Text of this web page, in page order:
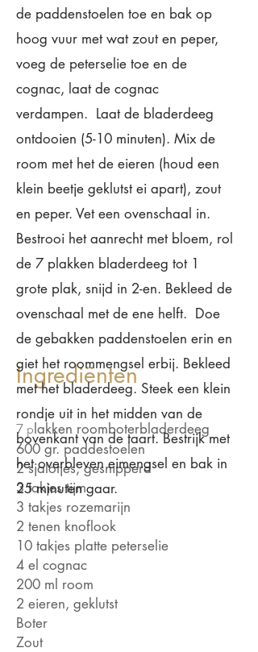
Ingrediënten
7 p lakken roomboterbladerdeeg
600 gr. paddestoelen
2 sjalotjes, gesnipperd
3 takjes tijm
3 takjes rozemarijn
2 tenen knoflook
10 takjes platte peterselie
4 el cognac
200 ml room
2 eieren, geklutst
Boter
Zout
de paddenstoelen toe en bak op
hoog vuur met wat zout en peper,
voeg de peterselie toe en de
cognac, laat de cognac
verdampen. Laat de bladerdeeg
ontdooien (5-10 minuten). Mix de
room met het de eieren (houd een
klein beetje geklutst ei apart), zout
en peper. Vet een ovenschaal in.
Bestrooi het aanrecht met bloem, rol
de 7 plakken bladerdeeg tot 1
grote plak, snijd in 2-en. Bekleed de
ovenschaal met de ene helft. Doe
de gebakken paddenstoelen erin en
giet het roommengsel erbij. Bekleed
met het bladerdeeg. Steek een klein
rondje uit in het midden van de
bovenkant van de taart. Bestrijk met
het overbleven eimengsel en bak in
25 minuten gaar.